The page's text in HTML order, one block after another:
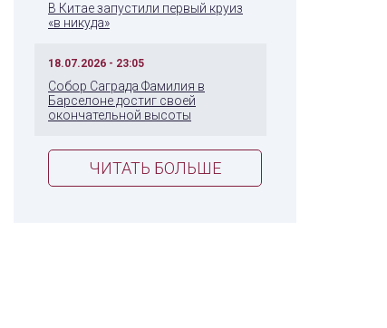
В Китае запустили первый круиз
«в никуда»
18.07.2026 - 23:05
Собор Саграда Фамилия в
Барселоне достиг своей
окончательной высоты
ЧИТАТЬ БОЛЬШЕ